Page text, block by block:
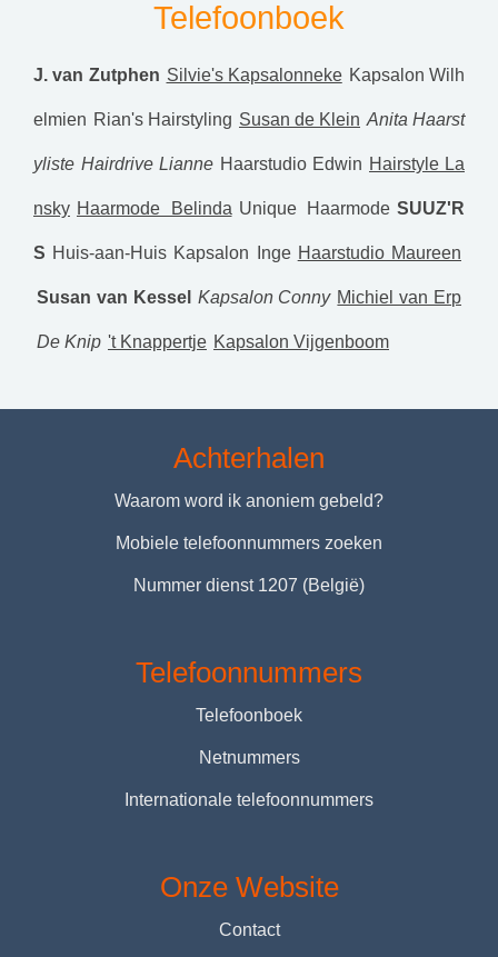
Telefoonboek
J. van Zutphen Silvie's Kapsalonneke Kapsalon Wilh
elmien Rian's Hairstyling Susan de Klein Anita Haarst
yliste Hairdrive Lianne Haarstudio Edwin Hairstyle La
nsky Haarmode Belinda Unique Haarmode SUUZ'R
S Huis-aan-Huis Kapsalon Inge Haarstudio Maureen
Susan van Kessel Kapsalon Conny Michiel van Erp
De Knip 't Knappertje Kapsalon Vijgenboom
Achterhalen
Waarom word ik anoniem gebeld?
Mobiele telefoonnummers zoeken
Nummer dienst 1207 (België)
Telefoonnummers
Telefoonboek
Netnummers
Internationale telefoonnummers
Onze Website
Contact